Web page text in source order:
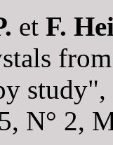
et F.
N° 2,